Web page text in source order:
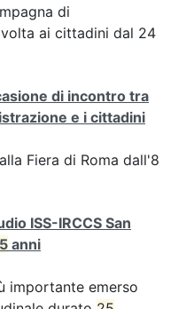
di
ai cittadini dal 24
di incontro tra
e i cittadini
Fiera di Roma dall'8
ISS-IRCCS San
anni
importante emerso